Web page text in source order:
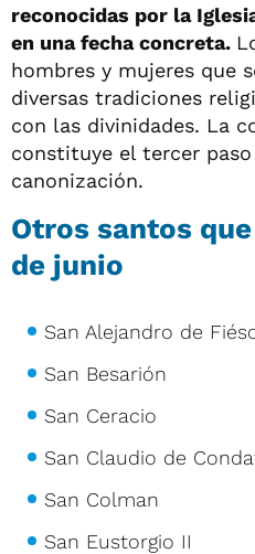
reconocidas por la
en una fecha concreta.
hombres y mujeres que
diversas tradiciones
con las divinidades. La
constituye el tercer
canonización.
Otros santos
de junio
San Alejandro de
San Besarión
San Ceracio
San Claudio de
San Colman
San Eustorgio II